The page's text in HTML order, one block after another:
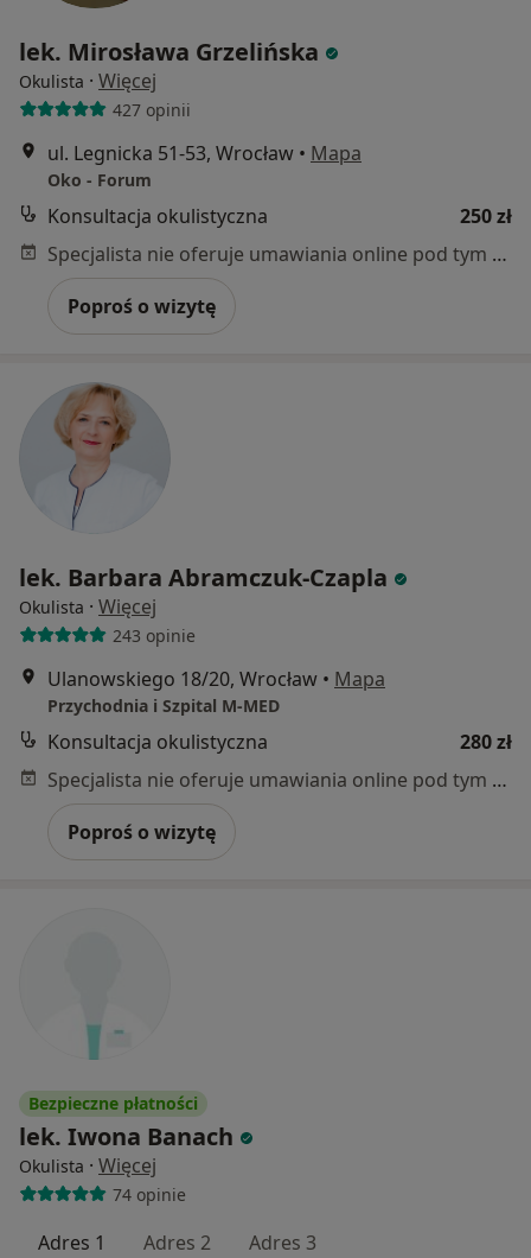
lek. Mirosława Grzelińska
Okulista · Więcej
427 opinii
ul. Legnicka 51-53, Wrocław • Mapa
Oko - Forum
Konsultacja okulistyczna
250 zł
Specjalista nie oferuje umawiania online pod tym adresem.
Poproś o wizytę
lek. Barbara Abramczuk-Czapla
Okulista · Więcej
243 opinie
Ulanowskiego 18/20, Wrocław • Mapa
Przychodnia i Szpital M-MED
Konsultacja okulistyczna
280 zł
Specjalista nie oferuje umawiania online pod tym adresem.
Poproś o wizytę
Bezpieczne płatności
lek. Iwona Banach
Okulista · Więcej
74 opinie
Adres 1 Adres 2 Adres 3